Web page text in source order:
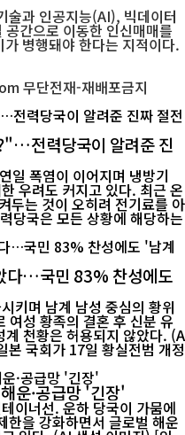
술과 인공지능(AI), 빅데이터
간으로 이동한 인신매매를
병행돼야 한다는 지적이다.
무단전재-재배포금지
전력당국이 알려준 진
우려도 커지고 있다. 최근 온
두는 것이 오히려 전기료를 아
당국은 모든 상황에 해당하는
다…국민 83% 찬성에도
키며 남계 남성 중심의 황위
여성 황족의 결혼 후 신분 유
천황은 허용되지 않았다. (A
운·공급망 '긴장'
이너선. 운하 당국이 가뭄에
한을 강화하면서 글로벌 해운